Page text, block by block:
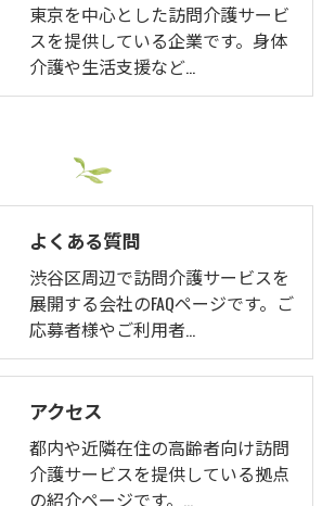
東京を中心とした訪問介護サービ
スを提供している企業です。身体
介護や生活支援など…
よくある質問
渋谷区周辺で訪問介護サービスを
展開する会社のFAQページです。ご
応募者様やご利用者…
アクセス
都内や近隣在住の高齢者向け訪問
介護サービスを提供している拠点
の紹介ページです。…